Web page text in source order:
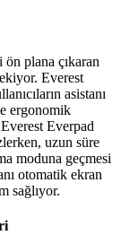
plana çıkaran
Everest
asistanı
ergonomik
Everpad
uzun süre
moduna geçmesi
otomatik ekran
sağlıyor.